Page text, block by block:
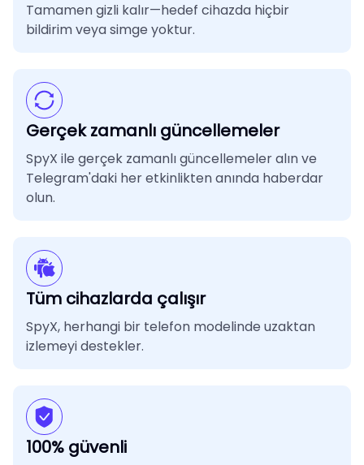
Tamamen gizli kalır—hedef cihazda hiçbir
bildirim veya simge yoktur.
Gerçek zamanlı güncellemeler
SpyX ile gerçek zamanlı güncellemeler alın ve
Telegram'daki her etkinlikten anında haberdar
olun.
Tüm cihazlarda çalışır
SpyX, herhangi bir telefon modelinde uzaktan
izlemeyi destekler.
100% güvenli